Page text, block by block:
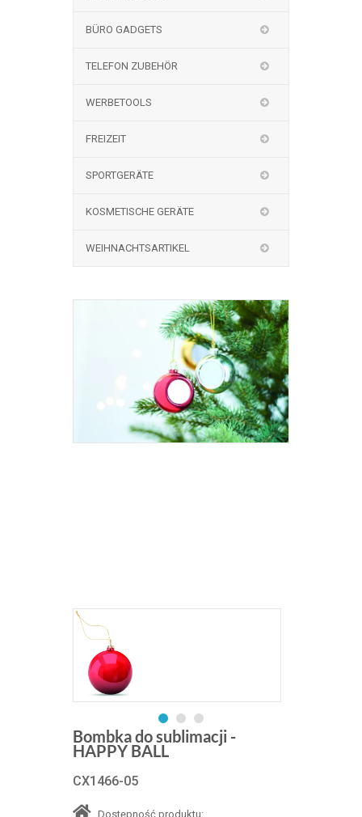
BÜRO GADGETS
TELEFON ZUBEHÖR
WERBETOOLS
FREIZEIT
SPORTGERÄTE
KOSMETISCHE GERÄTE
WEIHNACHTSARTIKEL
Bombka do sublimacji -
HAPPY BALL
CX1466-05
Dostępność produktu: